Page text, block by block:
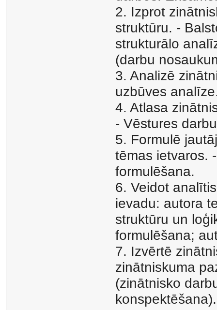
2. Izprot
struktūru. -
strukturālo
(darbu
3. Analizē
uzbūves
4. Atlasa
- Vēstures
5. Formulē
tēmas ietvaros.
formulēšana.
6. Veidot
ievadu: autora
struktūru un
formulēšana;
7. Izvērtē
zinātniskuma
(zinātnisko
konspektēšana).